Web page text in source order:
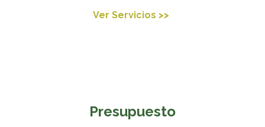
Ver Servicios >>
Presupuesto